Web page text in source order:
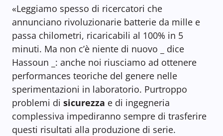
«Leggiamo spesso di ricercatori che
annunciano rivoluzionarie batterie da mille e
passa chilometri, ricaricabili al 100% in 5
minuti. Ma non c’è niente di nuovo _ dice
Hassoun _: anche noi riusciamo ad ottenere
performances teoriche del genere nelle
sperimentazioni in laboratorio. Purtroppo
problemi di sicurezza e di ingegneria
complessiva impediranno sempre di trasferire
questi risultati alla produzione di serie.